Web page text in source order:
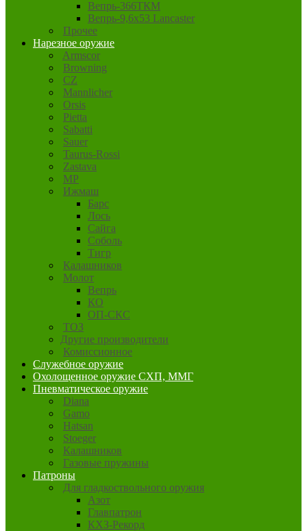
Вепрь-366ТКМ
Вепрь-9,6х53 Lancaster
Прочее
Нарезное оружие
Armscor
Browning
CZ
Mannlicher
Orsis
Pietta
Sabatti
Sauer
Taurus-Rossi
Zastava
MP
Ижмаш
Барс
Лось
Сайга
Соболь
Тигр
Калашников
Молот
Вепрь
КО
ОП-СКС
ТОЗ
Другие производители
Комиссионное
Служебное оружие
Охолощенное оружие СХП, ММГ
Пневматическое оружие
Diana
Gamo
Hatsan
Stoeger
Калашников
Газовые пружины
Патроны
Для гладкоствольного оружия
Азот
Главпатрон
КХЗ-Рекорд